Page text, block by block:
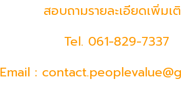
สอบถามรายละเอียดเพิ่มเ
Tel. 061-829-7337
Email :